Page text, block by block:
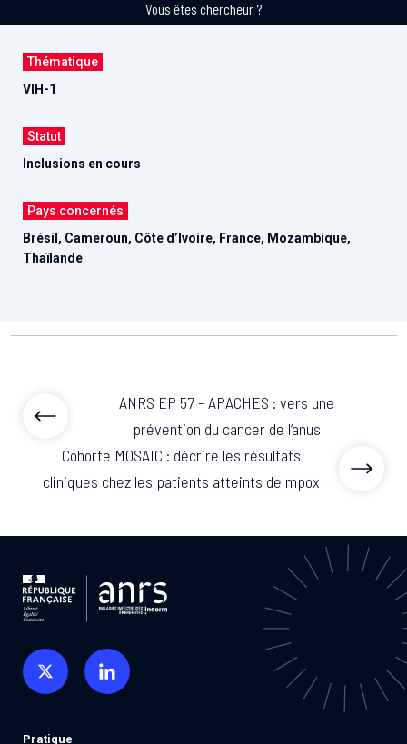
Vous êtes chercheur ?
Thématique
VIH-1
Statut
Inclusions en cours
Pays concernés
Brésil, Cameroun, Côte d’Ivoire, France, Mozambique,
Thaïlande
ANRS EP 57 – APACHES : vers une
prévention du cancer de l’anus
Cohorte MOSAIC : décrire les résultats
cliniques chez les patients atteints de mpox
Pratique